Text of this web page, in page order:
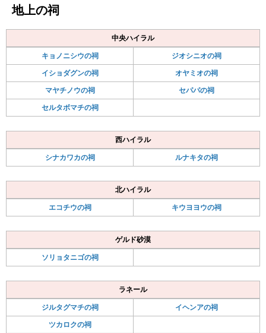
地上の祠
中央ハイラル
キョノニシウの祠
ジオシニオの祠
イショダグンの祠
オヤミオの祠
マヤチノウの祠
セパパの祠
セルタボマチの祠
西ハイラル
シナカワカの祠
ルナキタの祠
北ハイラル
エコチウの祠
キウヨヨウの祠
ゲルド砂漠
ソリョタニゴの祠
ラネール
ジルタグマチの祠
イヘンアの祠
ツカロクの祠